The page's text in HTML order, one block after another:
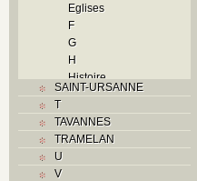
Eglises
F
G
H
Histoire
I
J
K
SAINT-URSANNE
T
TAVANNES
TRAMELAN
U
V